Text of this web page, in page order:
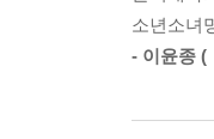
“부끄러
제란 불가
심리치료
교과서가
소년소녀
- 이윤종 (